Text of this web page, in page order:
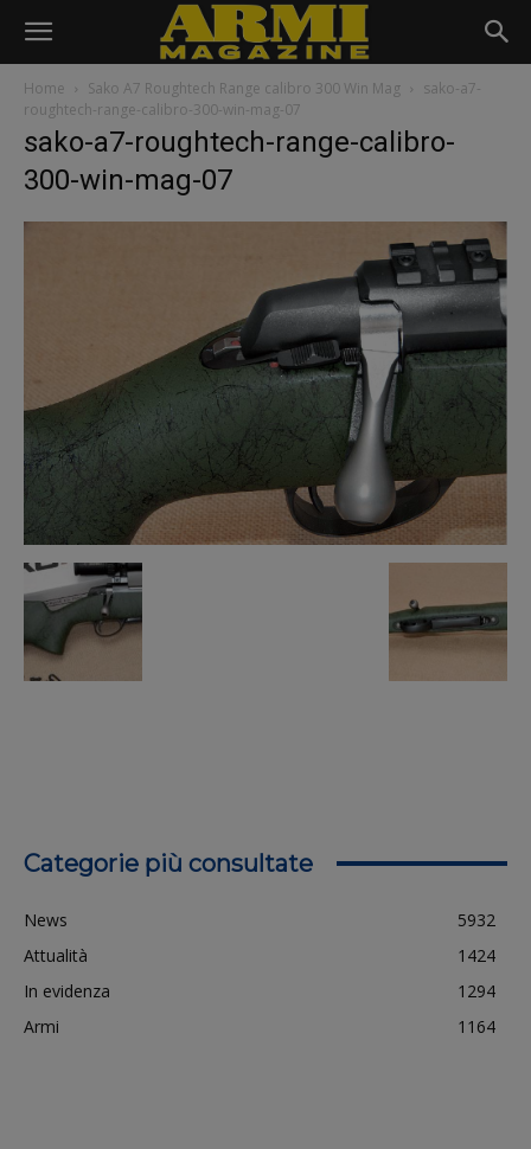
Home Sako A7 Roughtech Range calibro 300 Win Mag
sako-a7-
roughtech-range-calibro-300-win-mag-07
sako-a7-roughtech-range-calibro-
300-win-mag-07
Categorie più consultate
News
5932
Attualità
1424
In evidenza
1294
Armi
1164